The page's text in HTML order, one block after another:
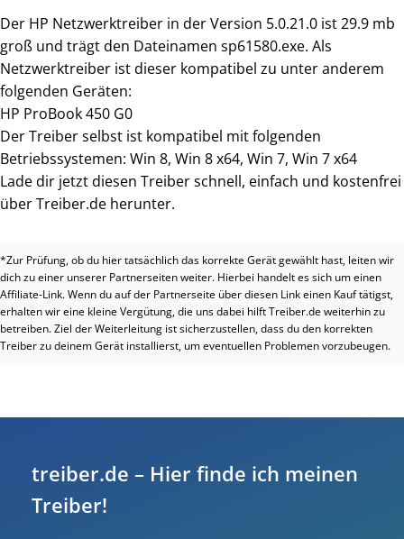
Der HP Netzwerktreiber in der Version 5.0.21.0 ist 29.9 mb
groß und trägt den Dateinamen sp61580.exe. Als
Netzwerktreiber ist dieser kompatibel zu unter anderem
folgenden Geräten:
HP ProBook 450 G0
Der Treiber selbst ist kompatibel mit folgenden
Betriebssystemen: Win 8, Win 8 x64, Win 7, Win 7 x64
Lade dir jetzt diesen Treiber schnell, einfach und kostenfrei
über Treiber.de herunter.
*Zur Prüfung, ob du hier tatsächlich das korrekte Gerät gewählt hast, leiten wir
dich zu einer unserer Partnerseiten weiter. Hierbei handelt es sich um einen
Affiliate-Link. Wenn du auf der Partnerseite über diesen Link einen Kauf tätigst,
erhalten wir eine kleine Vergütung, die uns dabei hilft Treiber.de weiterhin zu
betreiben. Ziel der Weiterleitung ist sicherzustellen, dass du den korrekten
Treiber zu deinem Gerät installierst, um eventuellen Problemen vorzubeugen.
treiber.de – Hier finde ich meinen
Treiber!